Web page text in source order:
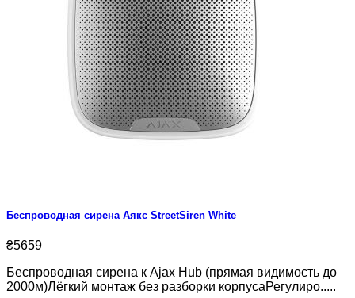
Беспроводная сирена Аякс StreetSiren White
₴5659
Беспроводная сирена к Ajax Hub (прямая видимость до
2000м)Лёгкий монтаж без разборки корпусаРегулиро.....